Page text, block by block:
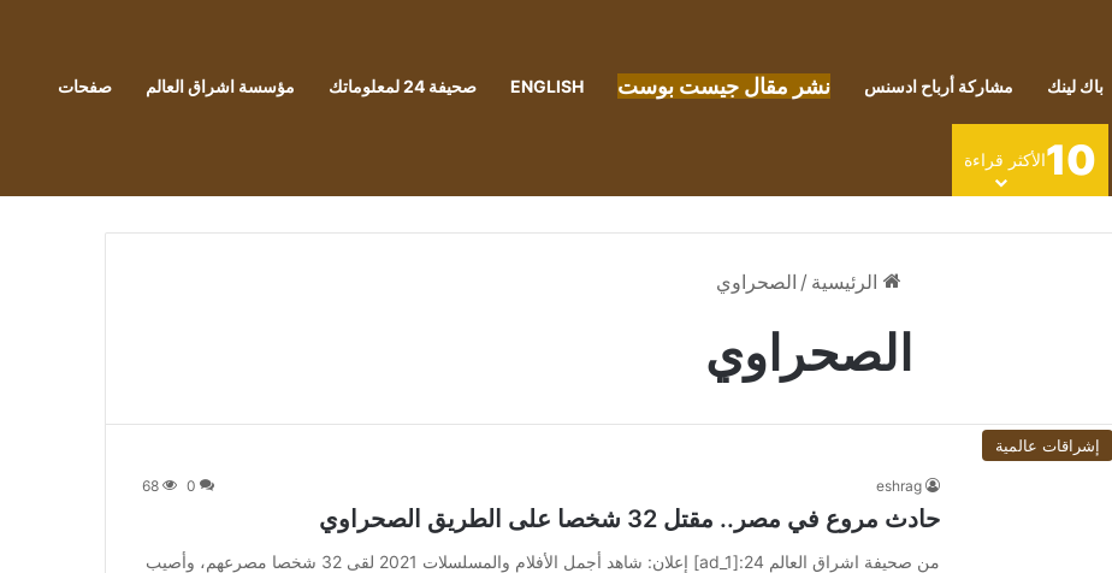
باك لينك مشاركة أرباح ادسنس نشر مقال جيست بوست ENGLISH صحيفة 24 لمعلوماتك مؤسسة اشراق العالم صفحات
10الأكثر قراءة
الرئيسية / الصحراوي
الصحراوي
إشراقات عالمية
eshrag
0
68
حادث مروع في مصر.. مقتل 32 شخصا على الطريق الصحراوي
من صحيفة اشراق العالم 24:[ad_1] إعلان: شاهد أجمل الأفلام والمسلسلات 2021 لقى 32 شخصا مصرعهم، وأصيب